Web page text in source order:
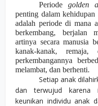
Periode golden
penting dalam
adalah periodedi mana
berkembang, berjalan
artinya secara manusia
kanak-kanak,
perkembangannya
melambat, dan berhenti.
Setiap anak
dan terwujud karena
keunikan individu anak